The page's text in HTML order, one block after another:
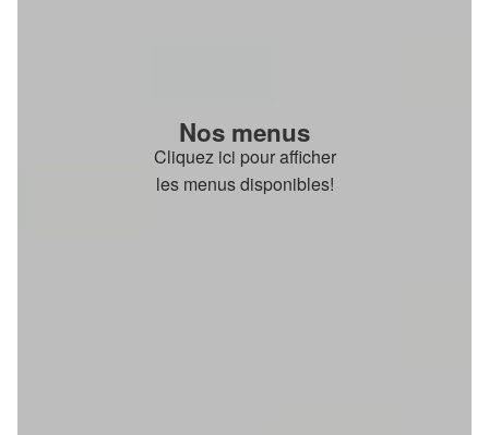
Nos menus
Cliquez ici pour afficher
les menus disponibles!